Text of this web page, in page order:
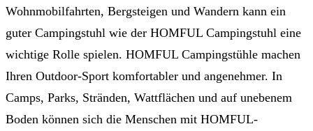
Wohnmobilfahrten, Bergsteigen und Wandern kann ein
guter Campingstuhl wie der HOMFUL Campingstuhl eine
wichtige Rolle spielen. HOMFUL Campingstühle machen
Ihren Outdoor-Sport komfortabler und angenehmer. In
Camps, Parks, Stränden, Wattflächen und auf unebenem
Boden können sich die Menschen mit HOMFUL-